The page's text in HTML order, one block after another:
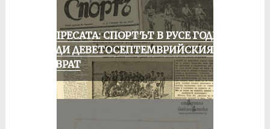
ОТ ПРЕСАТА: СПОРТЪТ В РУСЕ ГОДИНА
ПРЕДИ ДЕВЕТОСЕПТЕМВРИЙСКИЯ
ПРЕВРАТ